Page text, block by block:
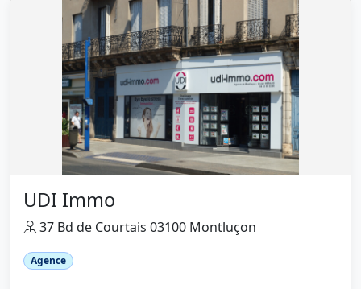
UDI Immo
37 Bd de Courtais 03100 Montluçon
Agence